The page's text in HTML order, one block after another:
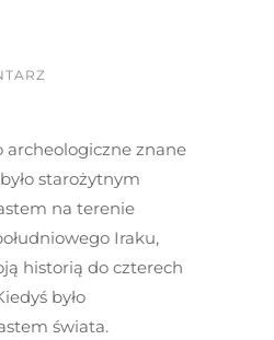
archeologiczne znane
starożytnym
na terenie
Iraku,
historią do czterech
było
świata.